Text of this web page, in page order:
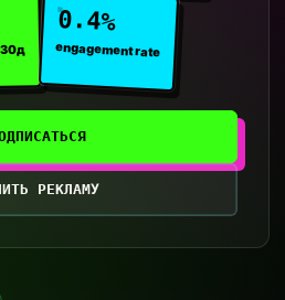
0.4%
engagement rate
РЕКЛАМУ